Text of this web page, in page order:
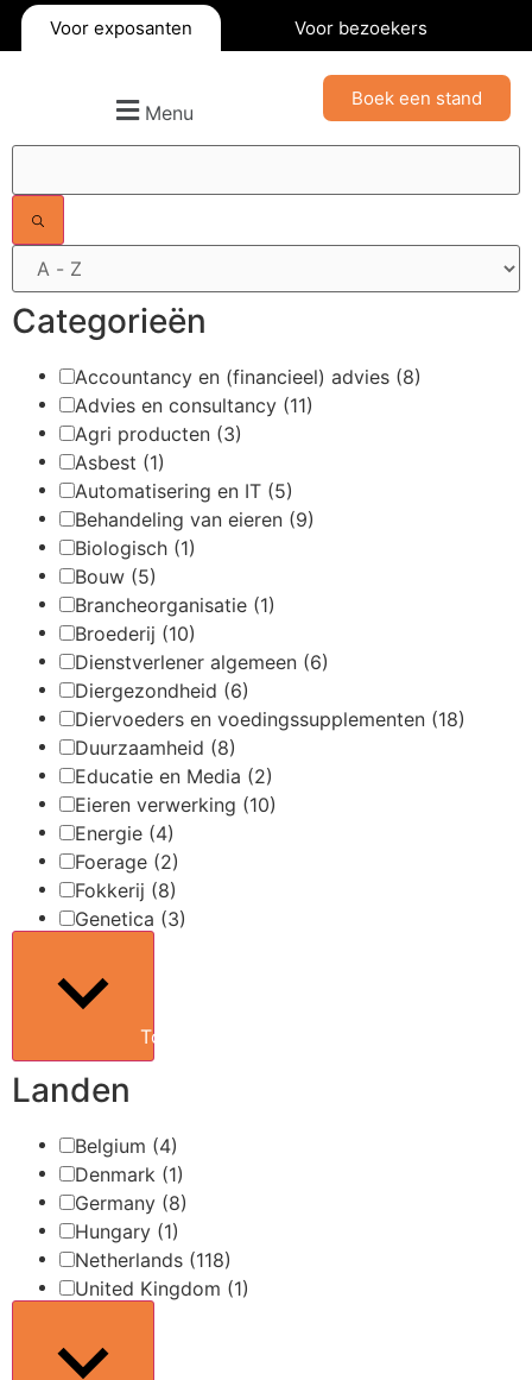
Voor exposanten Voor bezoekers
Menu
Boek een stand
Categorieën
Accountancy en (financieel) advies (8)
Advies en consultancy (11)
Agri producten (3)
Asbest (1)
Automatisering en IT (5)
Behandeling van eieren (9)
Biologisch (1)
Bouw (5)
Brancheorganisatie (1)
Broederij (10)
Dienstverlener algemeen (6)
Diergezondheid (6)
Diervoeders en voedingssupplementen (18)
Duurzaamheid (8)
Educatie en Media (2)
Eieren verwerking (10)
Energie (4)
Foerage (2)
Fokkerij (8)
Genetica (3)
Toon meer
Landen
Belgium (4)
Denmark (1)
Germany (8)
Hungary (1)
Netherlands (118)
United Kingdom (1)